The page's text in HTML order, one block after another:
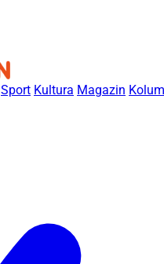
Sport Kultura Magazin